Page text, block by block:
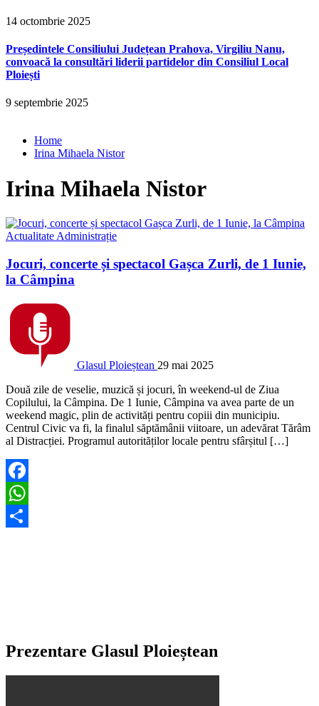
14 octombrie 2025
Președintele Consiliului Județean Prahova, Virgiliu Nanu,
convoacă la consultări liderii partidelor din Consiliul Local
Ploiești
9 septembrie 2025
Home
Irina Mihaela Nistor
Irina Mihaela Nistor
Actualitate Administrație
Jocuri, concerte și spectacol Gașca Zurli, de 1 Iunie,
la Câmpina
Glasul Ploieștean 29 mai 2025
Două zile de veselie, muzică și jocuri, în weekend-ul de Ziua
Copilului, la Câmpina. De 1 Iunie, Câmpina va avea parte de un
weekend magic, plin de activități pentru copiii din municipiu.
Centrul Civic va fi, la finalul săptămânii viitoare, un adevărat Tărâm
al Distracției. Programul autorităților locale pentru sfârșitul […]
Facebook
WhatsApp
Prezentare Glasul Ploieștean